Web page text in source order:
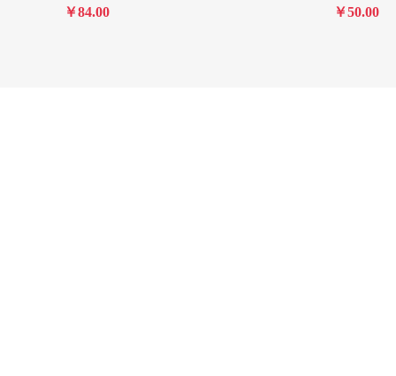
￥84.00 ￥50.00